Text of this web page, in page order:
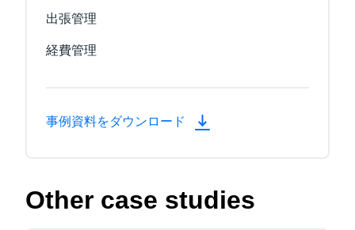
出張管理
経費管理
事例資料をダウンロード
Other case studies